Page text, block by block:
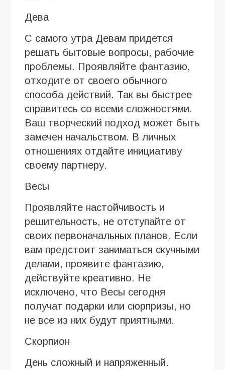
Дева
С самого утра Девам придется
решать бытовые вопросы, рабочие
проблемы. Проявляйте фантазию,
отходите от своего обычного
способа действий. Так вы быстрее
справитесь со всеми сложностями.
Ваш творческий подход может быть
замечен начальством. В личных
отношениях отдайте инициативу
своему партнеру.
Весы
Проявляйте настойчивость и
решительность, не отступайте от
своих первоначальных планов. Если
вам предстоит заниматься скучными
делами, проявите фантазию,
действуйте креативно. Не
исключено, что Весы сегодня
получат подарки или сюрпризы, но
не все из них будут приятными.
Скорпион
День сложный и напряженный.